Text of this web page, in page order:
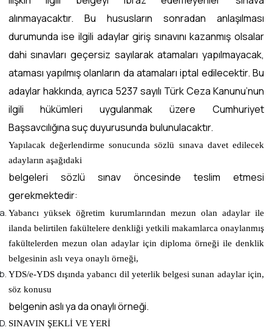
alınmayacaktır. Bu hususların sonradan anlaşılması
durumunda ise ilgili adaylar giriş sınavını kazanmış olsalar
dahi sınavları geçersiz sayılarak atamaları yapılmayacak,
ataması yapılmış olanların da atamaları iptal edilecektir. Bu
adaylar hakkında, ayrıca 5237 sayılı Türk Ceza Kanunu’nun
ilgili hükümleri uygulanmak üzere Cumhuriyet
Başsavcılığına suç duyurusunda bulunulacaktır.
Yapılacak değerlendirme sonucunda sözlü sınava davet edilecek
adayların aşağıdaki
belgeleri sözlü sınav öncesinde teslim etmesi
gerekmektedir:
Yabancı yüksek öğretim kurumlarından mezun olan adaylar ile
ilanda belirtilen fakültelere denkliği yetkili makamlarca onaylanmış
fakültelerden mezun olan adaylar için diploma örneği ile denklik
belgesinin aslı veya onaylı örneği,
YDS/e-YDS dışında yabancı dil yeterlik belgesi sunan adaylar için,
söz konusu
belgenin aslı ya da onaylı örneği.
SINAVIN ŞEKLİ VE YERİ